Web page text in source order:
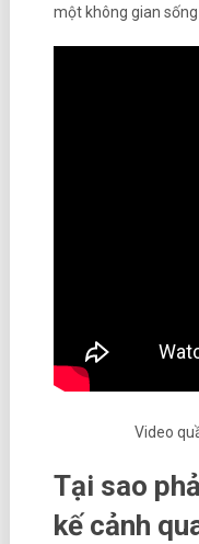
một không gian sống
Video
Tại sao
kế cảnh